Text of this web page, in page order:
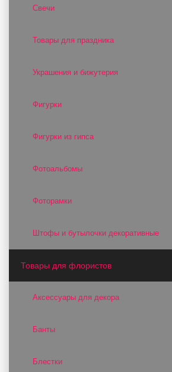
Свечи
Товары для праздника
Украшения и бижутерия
Фигурки
Фигурки из гипса
Фотоальбомы
Фоторамки
Штофы и бутылочки декоративные
Товары для флористов
Аксессуары для декора
Банты
Блестки